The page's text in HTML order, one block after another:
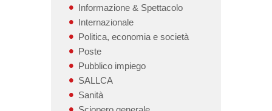
Informazione & Spettacolo
Internazionale
Politica, economia e società
Poste
Pubblico impiego
SALLCA
Sanità